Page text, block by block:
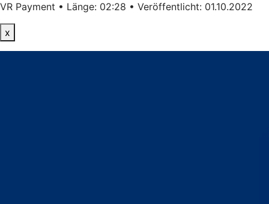
VR Payment • Länge: 02:28 • Veröffentlicht: 01.10.2022
x